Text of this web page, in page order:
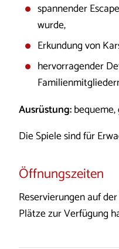
spannender
wurde,
Erkundung von
hervorragender
Ausrüstung:
Die Spiele sind für
Öffnungszeiten
Reservierungen auf
Plätze zur Verfügung